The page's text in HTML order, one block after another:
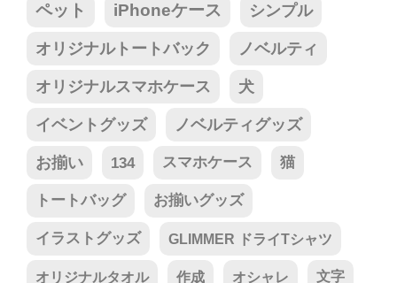
ペット iPhoneケース シンプル
オリジナルトートバック ノベルティ
オリジナルスマホケース 犬
イベントグッズ ノベルティグッズ
お揃い 134 スマホケース 猫
トートバッグ お揃いグッズ
イラストグッズ GLIMMER ドライTシャツ
オリジナルタオル 作成 オシャレ 文字